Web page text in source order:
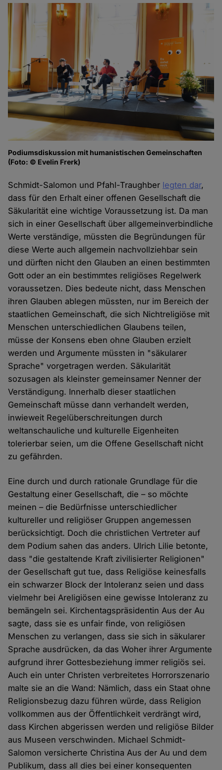
Podiumsdiskussion mit humanistischen Gemeinschaften
(Foto: © Evelin Frerk)
Schmidt-Salomon und Pfahl-Traughber legten dar,
dass für den Erhalt einer offenen Gesellschaft die
Säkularität eine wichtige Voraussetzung ist. Da man
sich in einer Gesellschaft über allgemeinverbindliche
Werte verständige, müssten die Begründungen für
diese Werte auch allgemein nachvollziehbar sein
und dürften nicht den Glauben an einen bestimmten
Gott oder an ein bestimmtes religiöses Regelwerk
voraussetzen. Dies bedeute nicht, dass Menschen
ihren Glauben ablegen müssten, nur im Bereich der
staatlichen Gemeinschaft, die sich Nichtreligiöse mit
Menschen unterschiedlichen Glaubens teilen,
müsse der Konsens eben ohne Glauben erzielt
werden und Argumente müssten in "säkularer
Sprache" vorgetragen werden. Säkularität
sozusagen als kleinster gemeinsamer Nenner der
Verständigung. Innerhalb dieser staatlichen
Gemeinschaft müsse dann verhandelt werden,
inwieweit Regelüberschreitungen durch
weltanschauliche und kulturelle Eigenheiten
tolerierbar seien, um die Offene Gesellschaft nicht
zu gefährden.
Eine durch und durch rationale Grundlage für die
Gestaltung einer Gesellschaft, die – so möchte
meinen – die Bedürfnisse unterschiedlicher
kultureller und religiöser Gruppen angemessen
berücksichtigt. Doch die christlichen Vertreter auf
dem Podium sahen das anders. Ulrich Lilie betonte,
dass "die gestaltende Kraft zivilisierter Religionen"
der Gesellschaft gut tue, dass Religiöse keinesfalls
ein schwarzer Block der Intoleranz seien und dass
vielmehr bei Areligiösen eine gewisse Intoleranz zu
bemängeln sei. Kirchentagspräsidentin Aus der Au
sagte, dass sie es unfair finde, von religiösen
Menschen zu verlangen, dass sie sich in säkularer
Sprache ausdrücken, da das Woher ihrer Argumente
aufgrund ihrer Gottesbeziehung immer religiös sei.
Auch ein unter Christen verbreitetes Horrorszenario
malte sie an die Wand: Nämlich, dass ein Staat ohne
Religionsbezug dazu führen würde, dass Religion
vollkommen aus der Öffentlichkeit verdrängt wird,
dass Kirchen abgerissen werden und religiöse Bilder
aus Museen verschwinden. Michael Schmidt-
Salomon versicherte Christina Aus der Au und dem
Publikum, dass all dies bei einer konsequenten